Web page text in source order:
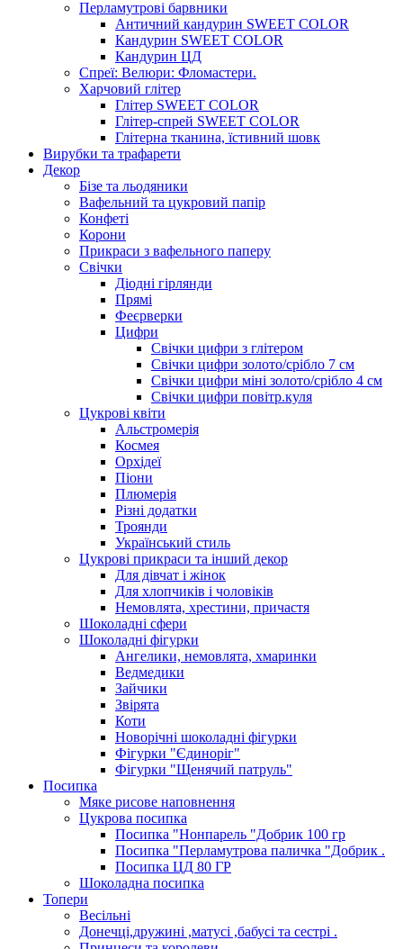
Перламутрові барвники
Античний кандурин SWEET COLOR
Кандурин SWEET COLOR
Кандурин ЦД
Спреї: Велюри: Фломастери.
Харчовий глітер
Глітер SWEET COLOR
Глітер-спрей SWEET COLOR
Глітерна тканина, їстивний шовк
Вирубки та трафарети
Декор
Бізе та льодяники
Вафельний та цукровий папір
Конфеті
Корони
Прикраси з вафельного паперу
Свічки
Діодні гірлянди
Прямі
Феєрверки
Цифри
Свічки цифри з глітером
Свічки цифри золото/срібло 7 см
Свічки цифри міні золото/срібло 4 см
Свічки цифри повітр.куля
Цукрові квіти
Альстромерія
Космея
Орхідеї
Піони
Плюмерія
Різні додатки
Троянди
Український стиль
Цукрові прикраси та інший декор
Для дівчат і жінок
Для хлопчиків і чоловіків
Немовлята, хрестини, причастя
Шоколадні сфери
Шоколадні фігурки
Ангелики, немовлята, хмаринки
Ведмедики
Зайчики
Звірята
Коти
Новорічні шоколадні фігурки
Фігурки "Єдиноріг"
Фігурки "Щенячий патруль"
Посипка
Мяке рисове наповнення
Цукрова посипка
Посипка "Нонпарель "Добрик 100 гр
Посипка "Перламутрова паличка "Добрик .
Посипка ЦД 80 ГР
Шоколадна посипка
Топери
Весільні
Донечці,дружині ,матусі ,бабусі та сестрі .